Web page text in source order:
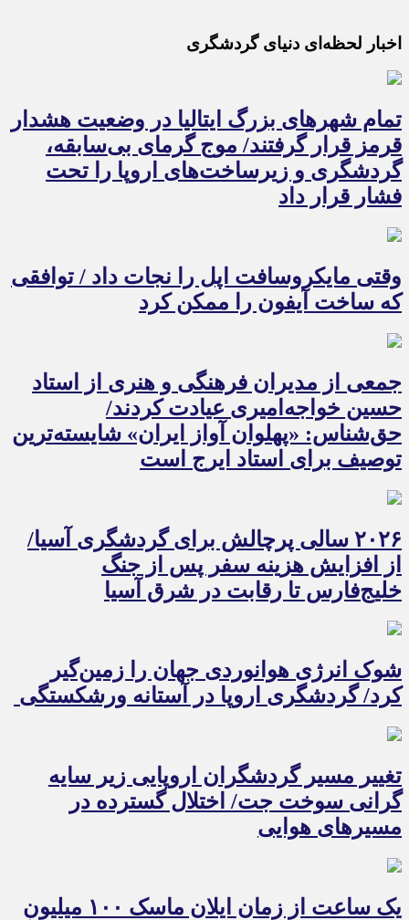
اخبار لحظه‌ای دنیای گردشگری
تمام شهرهای بزرگ ایتالیا در وضعیت هشدار
قرمز قرار گرفتند/ موج گرمای بی‌سابقه،
گردشگری و زیرساخت‌های اروپا را تحت
فشار قرار داد
وقتی مایکروسافت اپل را نجات داد / توافقی
که ساخت آیفون را ممکن کرد
جمعی از مدیران فرهنگی و هنری از استاد
حسین خواجه‌امیری عیادت کردند/
حق‌شناس: «پهلوان آواز ایران» شایسته‌ترین
توصیف برای استاد ایرج است
۲۰۲۶ سالی پرچالش برای گردشگری آسیا/
از افزایش هزینه سفر پس از جنگ
خلیج‌فارس تا رقابت در شرق آسیا
شوک انرژی هوانوردی جهان را زمین‌گیر
کرد/ گردشگری اروپا در آستانه ورشکستگی
تغییر مسیر گردشگران اروپایی زیر سایه
گرانی سوخت جت/ اختلال گسترده در
مسیرهای هوایی
یک ساعت از زمان ایلان ماسک ۱۰۰ میلیون